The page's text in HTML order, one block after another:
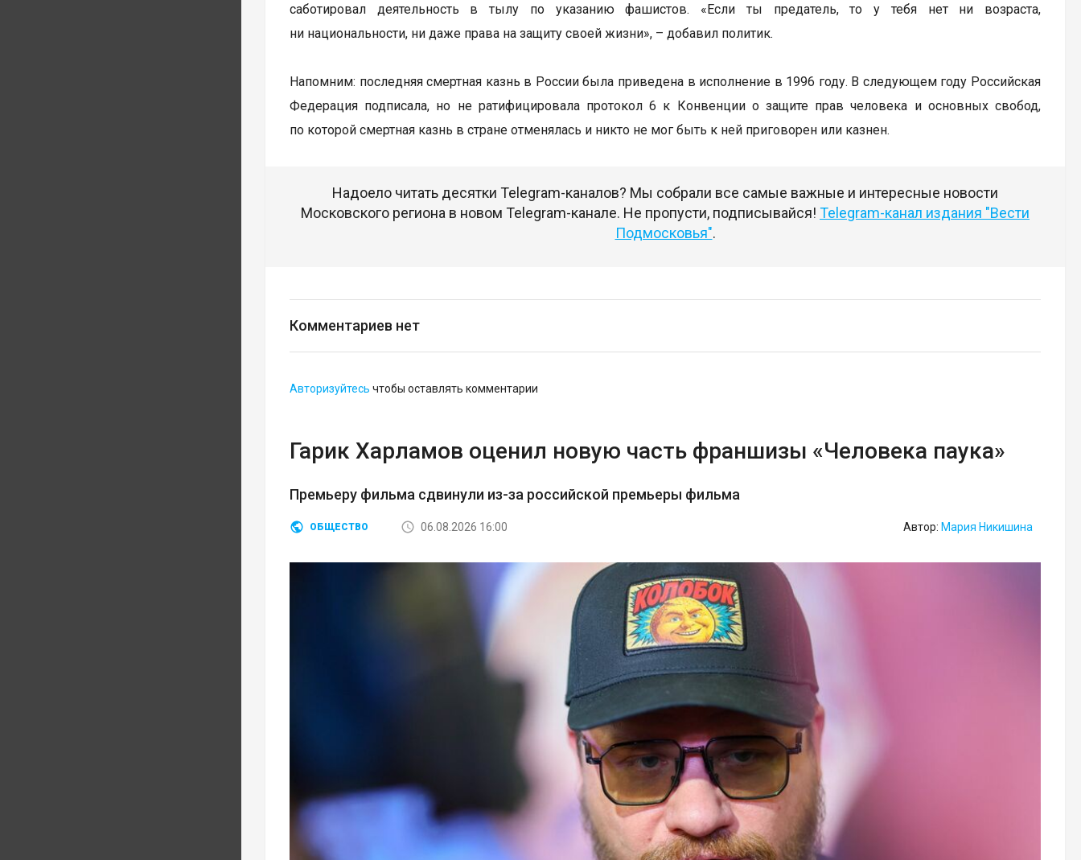
саботировал деятельность в тылу по указанию фашистов. «Если ты предатель, то у тебя нет ни возраста,
ни национальности, ни даже права на защиту своей жизни», – добавил политик.
Напомним: последняя смертная казнь в России была приведена в исполнение в 1996 году. В следующем году Российская
Федерация подписала, но не ратифицировала протокол 6 к Конвенции о защите прав человека и основных свобод,
по которой смертная казнь в стране отменялась и никто не мог быть к ней приговорен или казнен.
Надоело читать десятки Telegram-каналов? Мы собрали все самые важные и интересные новости
Московского региона в новом Telegram-канале. Не пропусти, подписывайся! Telegram-канал издания "Вести
Подмосковья".
Комментариев нет
Авторизуйтесь чтобы оставлять комментарии
Гарик Харламов оценил новую часть франшизы «Человека паука»
Премьеру фильма сдвинули из-за российской премьеры фильма
ОБЩЕСТВО 06.08.2026 16:00 Автор: Мария Никишина